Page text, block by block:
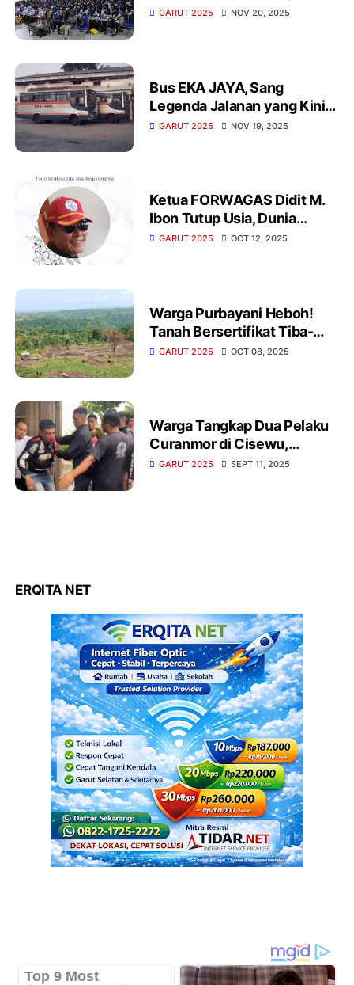
Perkuat Komitmen “7
GARUT 2025 NOV 20, 2025
Bus EKA JAYA, Sang
Legenda Jalanan yang Kini
Hanya Tersisa Cerita
GARUT 2025 NOV 19, 2025
Ketua FORWAGAS Didit M.
Ibon Tutup Usia, Dunia
Jurnalisme Kehilangan
GARUT 2025 OCT 12, 2025
Warga Purbayani Heboh!
Tanah Bersertifikat Tiba-
Tiba Diklaim KLHK
GARUT 2025 OCT 08, 2025
Warga Tangkap Dua Pelaku
Curanmor di Cisewu,
Diserahkan ke Polisi
GARUT 2025 SEPT 11, 2025
ERQITA NET